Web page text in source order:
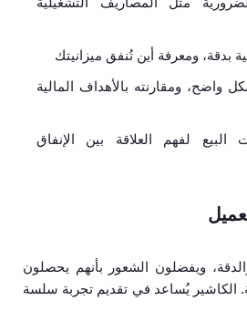
بدقة، ومعرفة أين تُنفق ميزانيتك
واضح، ومقارنته بالأهداف المالية
لفهم العلاقة بين الإنفاق
ويفضلون الشعور بأنهم يحصلون
الكاشير يُساعد في تقديم تجربة سلسة